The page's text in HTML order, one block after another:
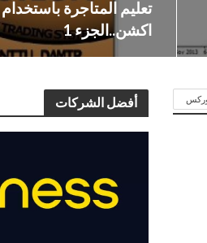
تعليم المتاجرة
اكشن..الجزء 1
أفضل الشركات